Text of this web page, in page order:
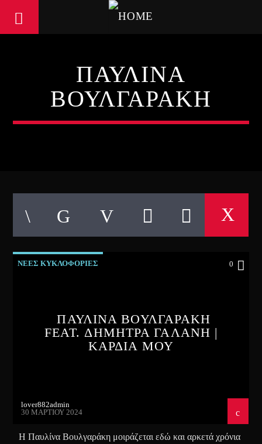
ΠΑΥΛΙΝΑ
ΒΟΥΛΓΑΡΑΚΗ
ΝΕΕΣ ΚΥΚΛΟΦΟΡΙΕΣ 0
ΠΑΥΛΙΝΑ ΒΟΥΛΓΑΡΑΚΗ
FEAT. ΔΗΜΗΤΡΑ ΓΑΛΑΝΗ |
ΚΑΡΔΙΑ ΜΟΥ
lover882admin
30 ΜΑΡΤΊΟΥ 2024
Η Παυλίνα Βουλγαράκη μοιράζεται εδώ και αρκετά χρόνια